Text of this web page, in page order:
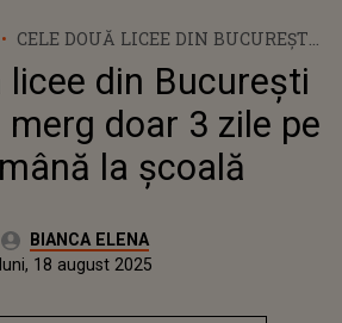
CELE DOUĂ LICEE DIN BUCUREȘTI
UNDE ELEVII MERG DOAR 3 ZILE
PE SĂPTĂMÂNĂ LA ȘCOALĂ
licee din București
merg doar 3 zile pe
la școală
Autor:BIANCA ELENA
Actualizat:
luni, 18 august 2025